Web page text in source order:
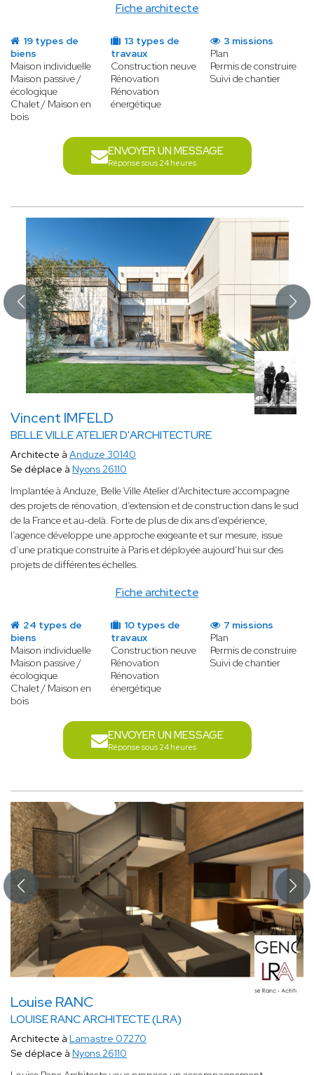
Fiche architecte
19 types de
biens
Maison individuelle
Maison passive /
écologique
Chalet / Maison en
bois
13 types de
travaux
Construction neuve
Rénovation
Rénovation
énergétique
3 missions
Plan
Permis de construire
Suivi de chantier
ENVOYER UN MESSAGE
Réponse sous 24 heures
Vincent IMFELD
BELLE VILLE ATELIER D'ARCHITECTURE
Fiche architecte
Architecte à Anduze 30140
Se déplace à Nyons 26110
Implantée à Anduze, Belle Ville Atelier d’Architecture accompagne
des projets de rénovation, d’extension et de construction dans le sud
de la France et au-delà. Forte de plus de dix ans d’expérience,
l’agence développe une approche exigeante et sur mesure, issue
d’une pratique construite à Paris et déployée aujourd’hui sur des
projets de différentes échelles.
24 types de
biens
Maison individuelle
Maison passive /
écologique
Chalet / Maison en
bois
10 types de
travaux
Construction neuve
Rénovation
Rénovation
énergétique
7 missions
Plan
Permis de construire
Suivi de chantier
ENVOYER UN MESSAGE
Réponse sous 24 heures
Louise RANC
LOUISE RANC ARCHITECTE (LRA)
Architecte à Lamastre 07270
Se déplace à Nyons 26110